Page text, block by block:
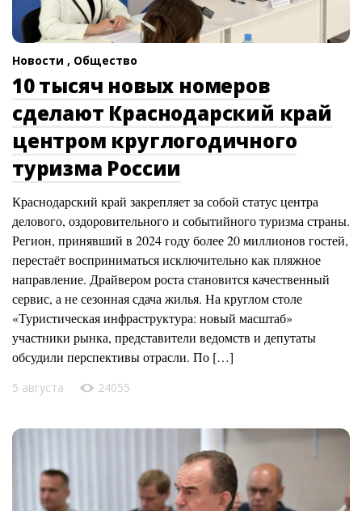
Новости , Общество
10 тысяч новых номеров
сделают Краснодарский край
центром круглогодичного
туризма России
Краснодарский край закрепляет за собой статус центра
делового, оздоровительного и событийного туризма страны.
Регион, принявший в 2024 году более 20 миллионов гостей,
перестаёт восприниматься исключительно как пляжное
направление. Драйвером роста становится качественный
сервис, а не сезонная сдача жилья. На круглом столе
«Туристическая инфраструктура: новый масштаб»
участники рынка, представители ведомств и депутаты
обсудили перспективы отрасли. По […]
5 августа 24055